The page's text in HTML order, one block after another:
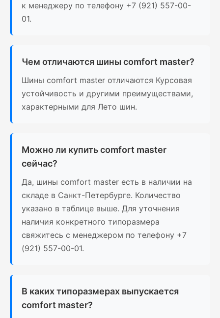
к менеджеру по телефону +7 (921) 557-00-
01.
Чем отличаются шины comfort master?
Шины comfort master отличаются Курсовая
устойчивость и другими преимуществами,
характерными для Лето шин.
Можно ли купить comfort master
сейчас?
Да, шины comfort master есть в наличии на
складе в Санкт-Петербурге. Количество
указано в таблице выше. Для уточнения
наличия конкретного типоразмера
свяжитесь с менеджером по телефону +7
(921) 557-00-01.
В каких типоразмерах выпускается
comfort master?